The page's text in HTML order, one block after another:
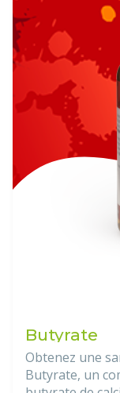
Butyrate
Obtenez une
Butyrate, un